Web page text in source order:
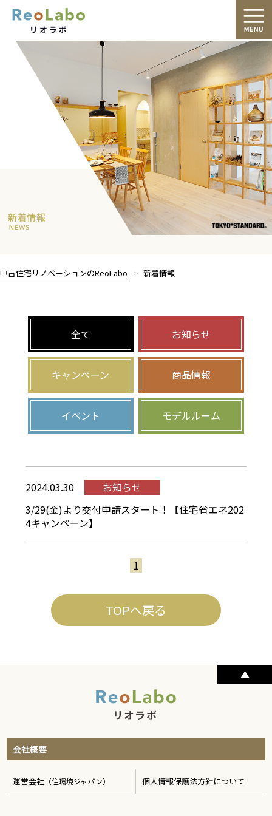
中古住宅リノベーションのReoLabo 新着情報
全て お知らせ
キャンペーン 商品情報
イベント モデルルーム
2024.03.30
お知らせ
3/29(金)より交付申請スタート！【住宅省エネ202
4キャンペーン】
1
TOPへ戻る
会社概要
運営会社 （住環境ジャパン） 個人情報保護法方針について